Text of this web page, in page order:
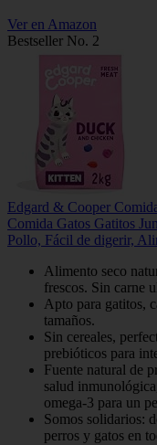
Ver en Amazon
Bestseller No. 2
Edgard & Cooper
Comida Gatos Gatitos
Pollo, Fácil de digerir,
Alimento seco
frescos. Sin carne
Apto para gatitos,
tamaños.
Sin cereales,
prebióticos para
Fuente natural de
salud
omega-3 para un
Somos solidarios:
perros y gatos en